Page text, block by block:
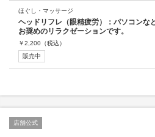
ほぐし・マッサージ
ヘッドリフレ（眼精疲労）：パソコンな
お奨めのリラクゼーションです。
￥2,200 （税込）
販売中
店舗公式